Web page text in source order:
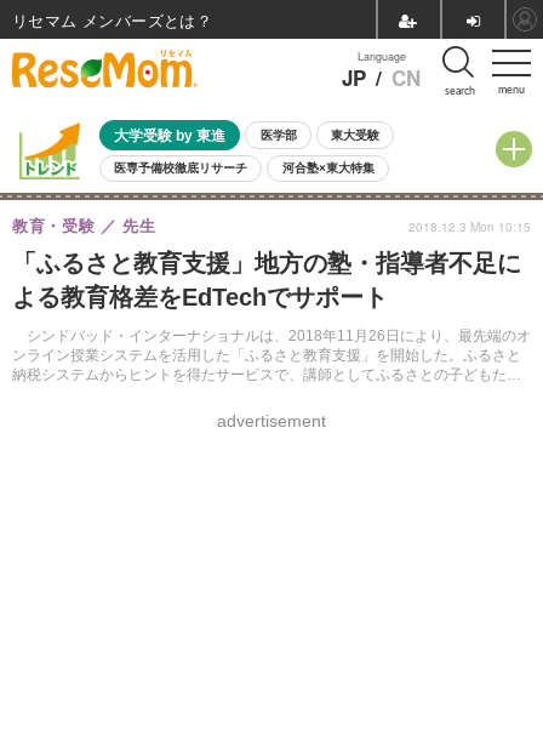
menu
Language
JP / CN search
大学受験 by 東進 医学部 東大受験
医専予備校徹底リサーチ 河合塾×東大特集
親子で考える大学選び 高校受験 中学受験 小学校受験
共通テスト 夏休み
8月開催イベント・WS 全国公立高校 過去問 人気記事
自由研究教材（小学生向け） 自由研究教材（中学生向け）
「ふるさと教育支援」地方の塾・指導者不足に
よる教育格差をEdTechでサポート
シンドバッド・インターナショナルは、2018年11月26日により、最先端のオ
ンライン授業システムを活用した「ふるさと教育支援」を開始した。ふるさと
納税システムからヒントを得たサービスで、講師としてふるさとの子どもたち
教育・受験 先生
advertisement
2018.12.3 Mon 10:15
リセマム メンバーズ